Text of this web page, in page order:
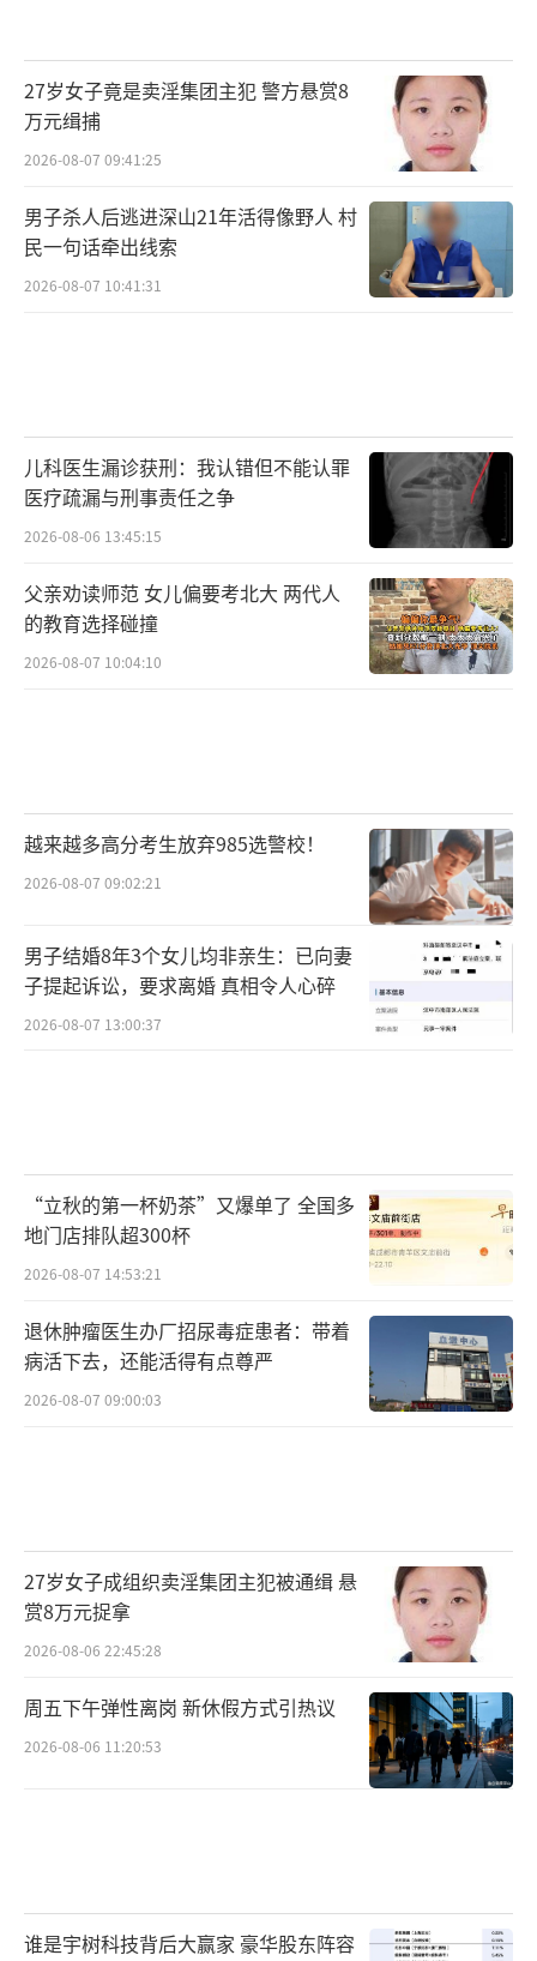
27岁女子竟是卖淫集团主犯 警方悬赏8
万元缉捕
2026-08-07 09:41:25
男子杀人后逃进深山21年活得像野人 村
民一句话牵出线索
2026-08-07 10:41:31
儿科医生漏诊获刑：我认错但不能认罪
医疗疏漏与刑事责任之争
2026-08-06 13:45:15
父亲劝读师范 女儿偏要考北大 两代人
的教育选择碰撞
2026-08-07 10:04:10
越来越多高分考生放弃985选警校！
2026-08-07 09:02:21
男子结婚8年3个女儿均非亲生：已向妻
子提起诉讼，要求离婚 真相令人心碎
2026-08-07 13:00:37
“立秋的第一杯奶茶”又爆单了 全国多
地门店排队超300杯
2026-08-07 14:53:21
退休肿瘤医生办厂招尿毒症患者：带着
病活下去，还能活得有点尊严
2026-08-07 09:00:03
27岁女子成组织卖淫集团主犯被通缉 悬
赏8万元捉拿
2026-08-06 22:45:28
周五下午弹性离岗 新休假方式引热议
2026-08-06 11:20:53
谁是宇树科技背后大赢家 豪华股东阵容